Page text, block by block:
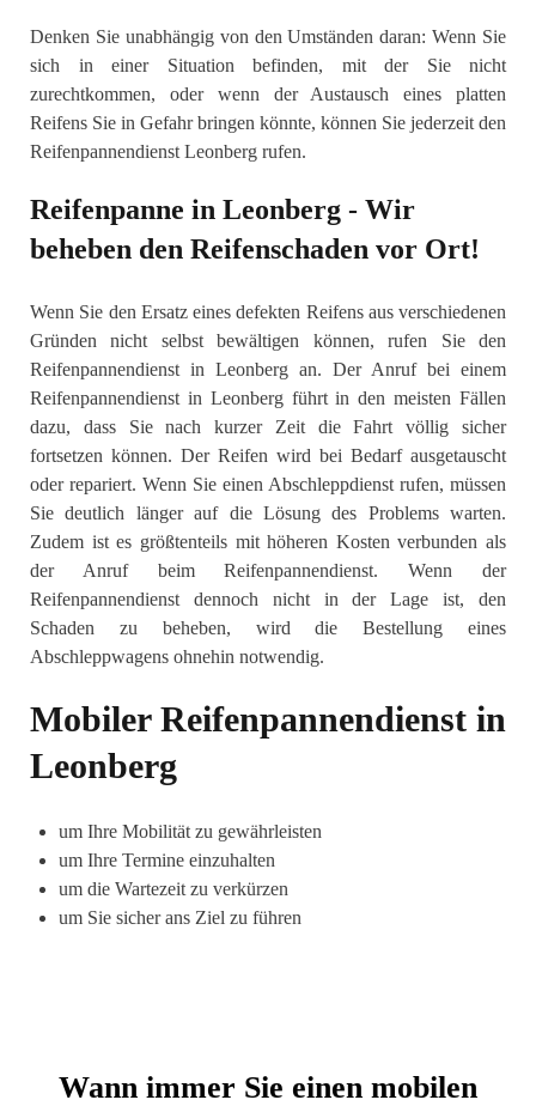
Denken Sie unabhängig von den Umständen daran: Wenn Sie
sich in einer Situation befinden, mit der Sie nicht
zurechtkommen, oder wenn der Austausch eines platten
Reifens Sie in Gefahr bringen könnte, können Sie jederzeit den
Reifenpannendienst Leonberg rufen.
Reifenpanne in Leonberg - Wir
beheben den Reifenschaden vor Ort!
Wenn Sie den Ersatz eines defekten Reifens aus verschiedenen
Gründen nicht selbst bewältigen können, rufen Sie den
Reifenpannendienst in Leonberg an. Der Anruf bei einem
Reifenpannendienst in Leonberg führt in den meisten Fällen
dazu, dass Sie nach kurzer Zeit die Fahrt völlig sicher
fortsetzen können. Der Reifen wird bei Bedarf ausgetauscht
oder repariert. Wenn Sie einen Abschleppdienst rufen, müssen
Sie deutlich länger auf die Lösung des Problems warten.
Zudem ist es größtenteils mit höheren Kosten verbunden als
der Anruf beim Reifenpannendienst. Wenn der
Reifenpannendienst dennoch nicht in der Lage ist, den
Schaden zu beheben, wird die Bestellung eines
Abschleppwagens ohnehin notwendig.
Mobiler Reifenpannendienst in
Leonberg
um Ihre Mobilität zu gewährleisten
um Ihre Termine einzuhalten
um die Wartezeit zu verkürzen
um Sie sicher ans Ziel zu führen
Wann immer Sie einen mobilen